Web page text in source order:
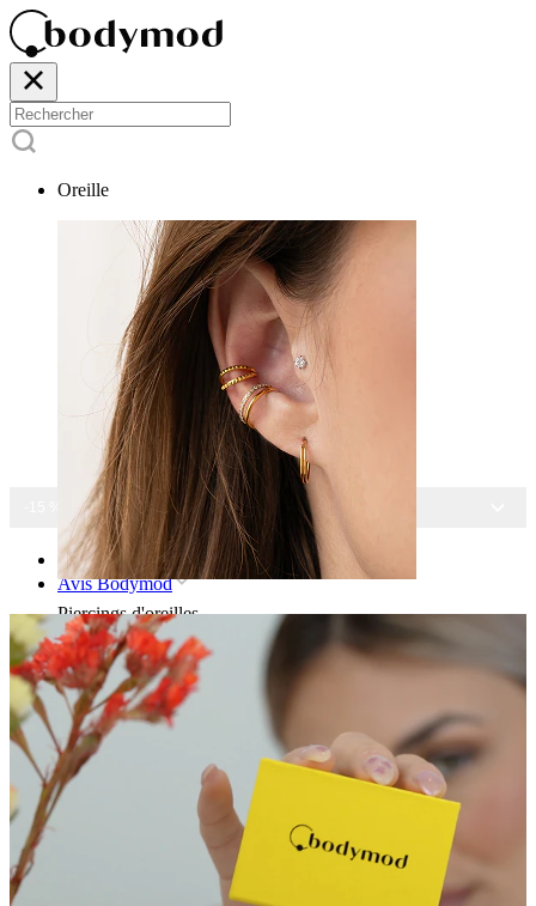
Oreille
Piercings d'oreilles
-15 % SUR TOUS NOS BIJOUX
Accueil
Avis Bodymod